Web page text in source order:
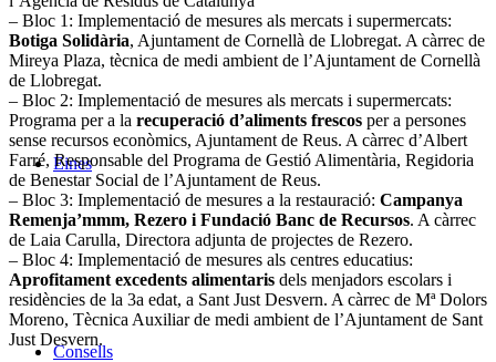
Eines
Consells
– Bloc 1: Implementació de mesures als mercats i supermercats:
Botiga Solidària, Ajuntament de Cornellà de Llobregat. A càrrec de
Mireya Plaza, tècnica de medi ambient de l’Ajuntament de Cornellà
de Llobregat.
– Bloc 2: Implementació de mesures als mercats i supermercats:
Programa per a la recuperació d’aliments frescos per a persones
sense recursos econòmics, Ajuntament de Reus. A càrrec d’Albert
Farré, Responsable del Programa de Gestió Alimentària, Regidoria
de Benestar Social de l’Ajuntament de Reus.
– Bloc 3: Implementació de mesures a la restauració: Campanya
Remenja’mmm, Rezero i Fundació Banc de Recursos. A càrrec
de Laia Carulla, Directora adjunta de projectes de Rezero.
– Bloc 4: Implementació de mesures als centres educatius:
Aprofitament excedents alimentaris dels menjadors escolars i
residències de la 3a edat, a Sant Just Desvern. A càrrec de Mª Dolors
Moreno, Tècnica Auxiliar de medi ambient de l’Ajuntament de Sant
Just Desvern.